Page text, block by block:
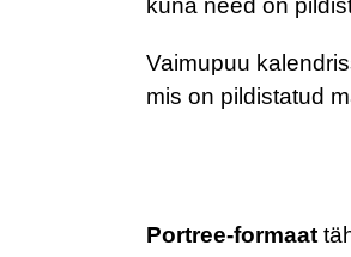
kuna need on
Vaimupuu
mis on pildistatud
Portree-formaat